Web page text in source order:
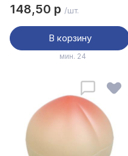
148,50 р /шт.
В корзину
мин. 24